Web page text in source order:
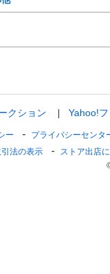
クション Yahoo!
ー
プライバシーセンタ
法の表示
ストア出店